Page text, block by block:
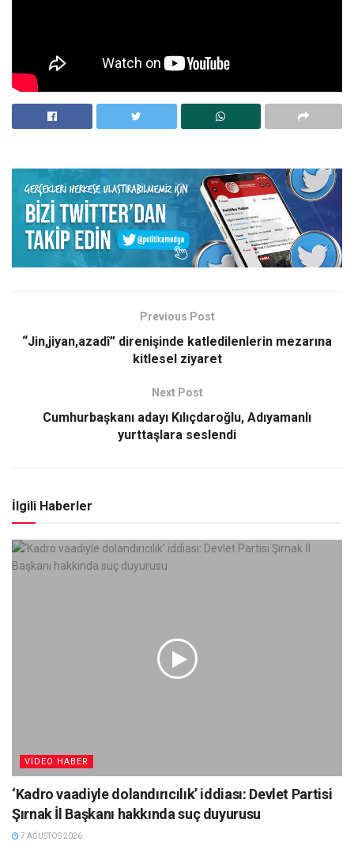
Previous Post
“Jin,jiyan,azadî” direnişinde katledilenlerin mezarına
kitlesel ziyaret
Next Post
Cumhurbaşkanı adayı Kılıçdaroğlu, Adıyamanlı
yurttaşlara seslendi
İlgili Haberler
VIDEO HABER
‘Kadro vaadiyle dolandırıcılık’ iddiası: Devlet Partisi
Şırnak İl Başkanı hakkında suç duyurusu
7 AĞUSTOS 2026